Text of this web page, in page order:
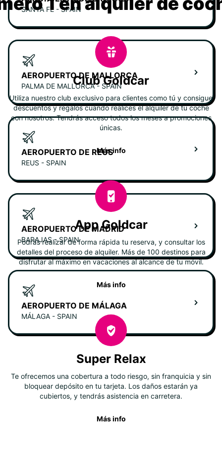
SANTA FE - SPAIN
AEROPUERTO DE MALLORCA
PALMA DE MALLORCA - SPAIN
AEROPUERTO DE REUS
REUS - SPAIN
AEROPUERTO DE MADRID
BARAJAS - SPAIN
AEROPUERTO DE MÁLAGA
MÁLAGA - SPAIN
Club Goldcar
Utiliza nuestro club exclusivo para clientes como tú y consigue
descuentos y regalos cuando realices el alquiler de tu coche
con nosotros. Tendrás acceso todos los meses a promociones
únicas.
Más info
App Goldcar
Podrás realizar de forma rápida tu reserva, y consultar los
detalles del proceso de alquiler. Más de 100 destinos para
disfrutar al máximo en vacaciones al alcance de tu móvil.
Más info
Super Relax
Te ofrecemos una cobertura a todo riesgo, sin franquicia y sin
bloquear depósito en tu tarjeta. Los daños estarán ya
cubiertos, y tendrás asistencia en carretera.
Más info